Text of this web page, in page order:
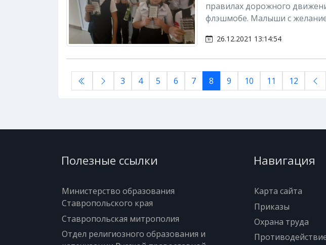
правилах дорожного
флэшмобе. Малыши с
26.12.2021 13:14:54
3 4 5 6 7 8 9 10 11 12
Полезные ссылки
Министерство образования
Ставропольского края
Ставропольская митрополия
Отдел религиозного образования и
Навигация
Карта сайта
Приказы
Охрана труда